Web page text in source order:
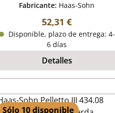
Fabricante: Haas-Sohn
Precio normal:
52,31 €
Disponible, plazo de entrega: 4-
6 días
Detalles
Sólo 10 disponible